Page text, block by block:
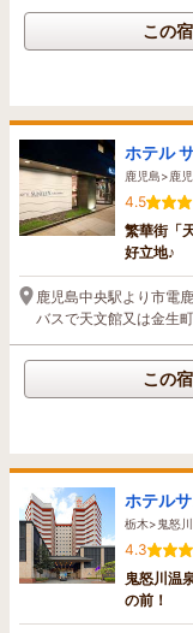
この
ホテル
鹿児島>鹿
4.5
繁華街「
好立地♪
鹿児島中央駅より市電
バスで天文館又は金生
この
ホテル
栃木>鬼怒
4.3
鬼怒川温
の前！